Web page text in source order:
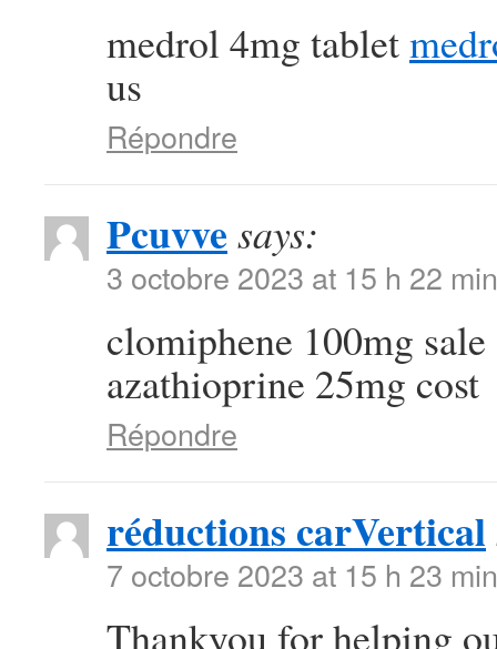
medrol 4mg tablet
us
Répondre
Pcuvve says:
3 octobre 2023 at 15 h 22 min
clomiphene 100mg sale
azathioprine 25mg cost
Répondre
réductions carVertical
7 octobre 2023 at 15 h 23 min
Thankyou for helping